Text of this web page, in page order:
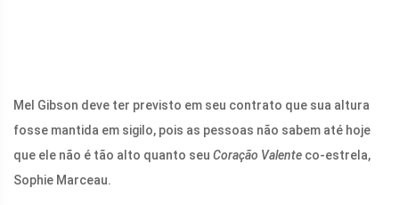
Mel Gibson deve ter previsto em seu contrato que sua altura
fosse mantida em sigilo, pois as pessoas não sabem até hoje
que ele não é tão alto quanto seu Coração Valente co-estrela,
Sophie Marceau.